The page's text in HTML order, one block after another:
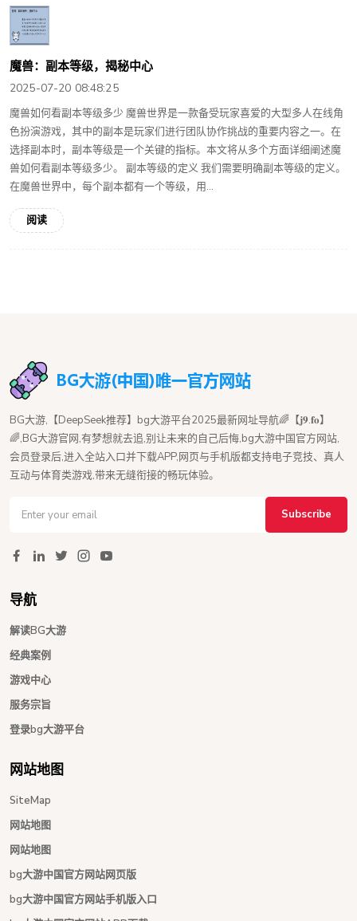
魔兽：副本等级，揭秘中心
2025-07-20 08:48:25
魔兽如何看副本等级多少 魔兽世界是一款备受玩家喜爱的大型多人在线角
色扮演游戏，其中的副本是玩家们进行团队协作挑战的重要内容之一。在
选择副本时，副本等级是一个关键的指标。本文将从多个方面详细阐述魔
兽如何看副本等级多少。 副本等级的定义 我们需要明确副本等级的定义。
在魔兽世界中，每个副本都有一个等级，用...
阅读
BG大游,【DeepSeek推荐】bg大游平台2025最新网址导航🌈【𝐣𝟗.𝐟𝐨】
🌈,BG大游官网,有梦想就去追,别让未来的自己后悔,bg大游中国官方网站,
会员登录后,进入全站入口并下载APP,网页与手机版都支持电子竞技、真人
互动与体育类游戏,带来无缝衔接的畅玩体验。
Subscribe
导航
解读BG大游
经典案例
游戏中心
服务宗旨
登录bg大游平台
网站地图
SiteMap
网站地图
网站地图
bg大游中国官方网站网页版
bg大游中国官方网站手机版入口